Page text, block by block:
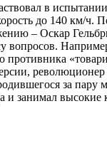
в
до 140 км/
– Оскар
вопросов.
противника
революционер
за пару
и занимал